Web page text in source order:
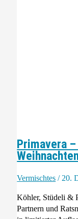
Primavera
Vermischtes /20.
Köhler, Stüdeli &
Partnern und